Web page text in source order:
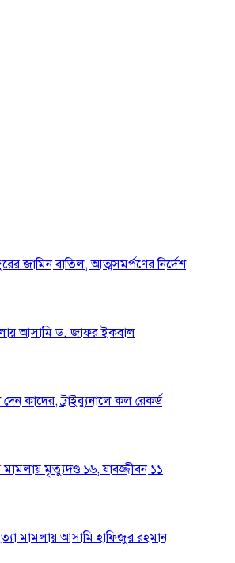
জামিন বাতিল, আত্মসমর্পণের নির্দেশ
আসামি ড. জাফর ইকবাল
দেন কাদের, ট্রাইব্যুনালে কল রেকর্ড
মৃত্যুদণ্ড ১৬, যাবজ্জীবন ১১
মামলায় আসামি হাফিজুর রহমান